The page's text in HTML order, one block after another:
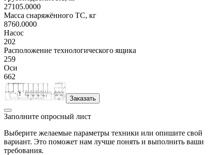
27105.0000
Масса снаряжённого ТС, кг
8760.0000
Насос
202
Расположение технологического ящика
259
Оси
662
Заказать
Заполните опросный лист
Выберите желаемые параметры техники или опишите свой
вариант. Это поможет нам лучше понять и выполнить ваши
требования.